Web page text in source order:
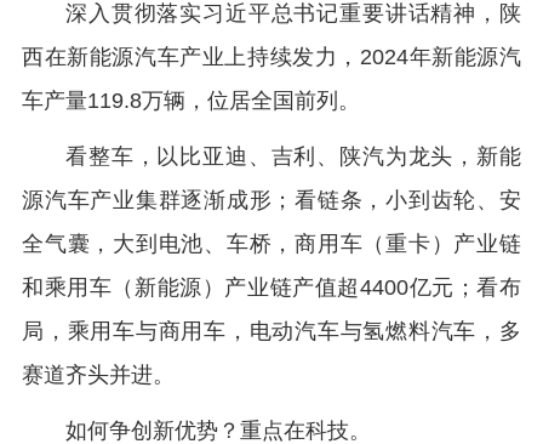
深入贯彻落实习近平总书记重要讲话精神，陕
西在新能源汽车产业上持续发力，2024年新能源汽
车产量119.8万辆，位居全国前列。
看整车，以比亚迪、吉利、陕汽为龙头，新能
源汽车产业集群逐渐成形；看链条，小到齿轮、安
全气囊，大到电池、车桥，商用车（重卡）产业链
和乘用车（新能源）产业链产值超4400亿元；看布
局，乘用车与商用车，电动汽车与氢燃料汽车，多
赛道齐头并进。
如何争创新优势？重点在科技。